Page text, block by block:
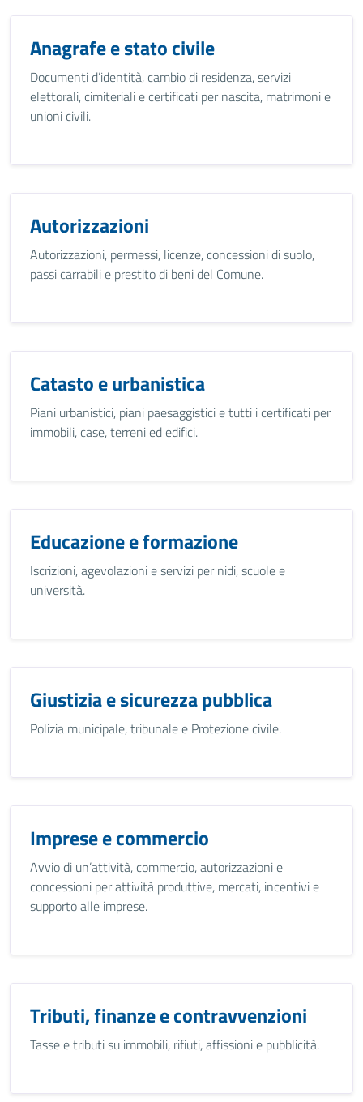
Anagrafe e stato civile
Documenti d’identità, cambio di residenza, servizi
elettorali, cimiteriali e certificati per nascita, matrimoni e
unioni civili.
Autorizzazioni
Autorizzazioni, permessi, licenze, concessioni di suolo,
passi carrabili e prestito di beni del Comune.
Catasto e urbanistica
Piani urbanistici, piani paesaggistici e tutti i certificati per
immobili, case, terreni ed edifici.
Educazione e formazione
Iscrizioni, agevolazioni e servizi per nidi, scuole e
università.
Giustizia e sicurezza pubblica
Polizia municipale, tribunale e Protezione civile.
Imprese e commercio
Avvio di un’attività, commercio, autorizzazioni e
concessioni per attività produttive, mercati, incentivi e
supporto alle imprese.
Tributi, finanze e contravvenzioni
Tasse e tributi su immobili, rifiuti, affissioni e pubblicità.